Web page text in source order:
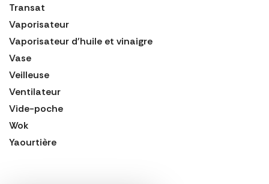
Transat
Vaporisateur
Vaporisateur d'huile et vinaigre
Vase
Veilleuse
Ventilateur
Vide-poche
Wok
Yaourtière